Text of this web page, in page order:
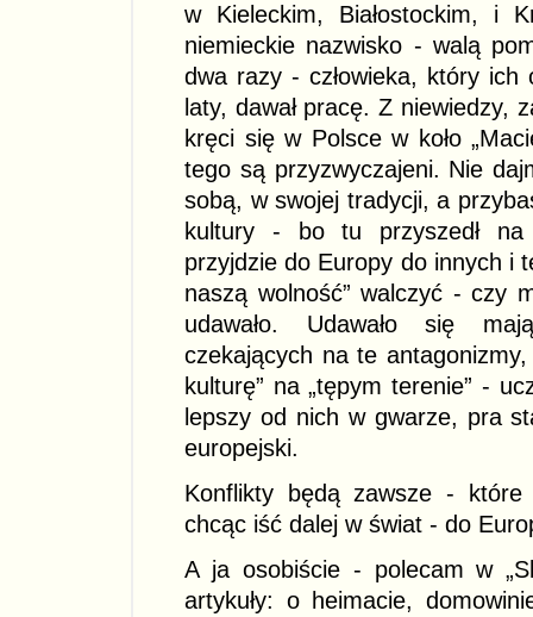
w Kieleckim, Białostockim, i
niemieckie nazwisko - walą
dwa razy - człowieka, który ich
laty, dawał pracę. Z niewiedzy,
kręci się w Polsce w koło
tego są przyzwyczajeni. Nie
sobą, w swojej tradycji, a
kultury - bo tu przyszedł
przyjdzie do Europy do innych i
naszą wolność” walczyć - czy
udawało. Udawało się
czekających na te
kulturę” na „tępym terenie” -
lepszy od nich w gwarze, pra
europejski.
Konflikty będą zawsze - które
chcąc iść dalej w świat - do
A ja osobiście - polecam w
artykuły: o heimacie,